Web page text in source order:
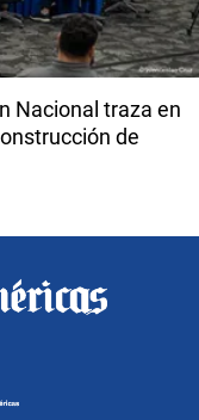
Nacional traza en
de